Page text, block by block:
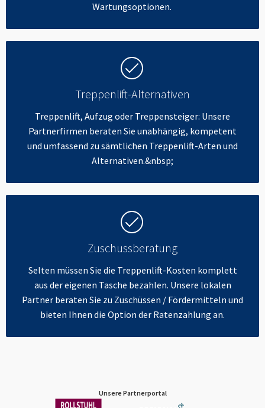
Wartungsoptionen.
Treppenlift-Alternativen
Treppenlift, Aufzug oder Treppensteiger: Unsere
Partnerfirmen beraten Sie unabhängig, kompetent
und umfassend zu sämtlichen Treppenlift-Arten und
Alternativen.&nbsp;
Zuschussberatung
Selten müssen Sie die Treppenlift-Kosten komplett
aus der eigenen Tasche bezahlen. Unsere lokalen
Partner beraten Sie zu Zuschüssen / Fördermitteln und
bieten Ihnen die Option der Ratenzahlung an.
Unsere Partnerportal